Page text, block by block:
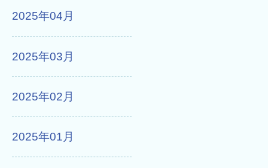
2025年04月
2025年03月
2025年02月
2025年01月